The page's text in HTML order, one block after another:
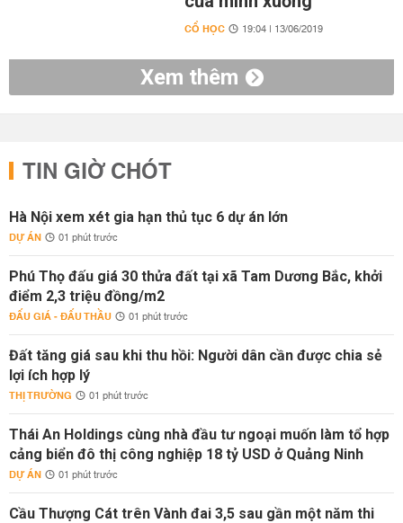
CỔ HỌC 19:04 | 13/06/2019
Xem thêm
TIN GIỜ CHÓT
Hà Nội xem xét gia hạn thủ tục 6 dự án lớn
DỰ ÁN 01 phút trước
Phú Thọ đấu giá 30 thửa đất tại xã Tam Dương Bắc, khởi
điểm 2,3 triệu đồng/m2
ĐẤU GIÁ - ĐẤU THẦU 01 phút trước
Đất tăng giá sau khi thu hồi: Người dân cần được chia sẻ
lợi ích hợp lý
THỊ TRƯỜNG 01 phút trước
Thái An Holdings cùng nhà đầu tư ngoại muốn làm tổ hợp
cảng biển đô thị công nghiệp 18 tỷ USD ở Quảng Ninh
DỰ ÁN 01 phút trước
Cầu Thượng Cát trên Vành đai 3,5 sau gần một năm thi